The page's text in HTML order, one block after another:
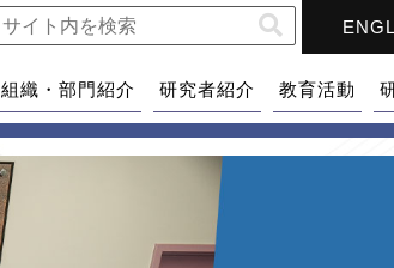
組織・部門紹介 研究者紹介 教育活動